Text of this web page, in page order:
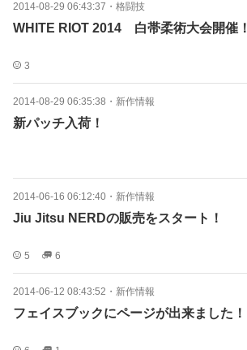
2014-08-29 06:43:37 ・ 格闘技
WHITE RIOT 2014 白帯柔術大会開催！
3
2014-08-29 06:35:38 ・ 新作情報
新パッチ入荷！
2014-06-16 06:12:40 ・ 新作情報
Jiu Jitsu NERDの販売をスタート！
5 6
2014-06-12 08:43:52 ・ 新作情報
フェイスブックにページが出来ました！